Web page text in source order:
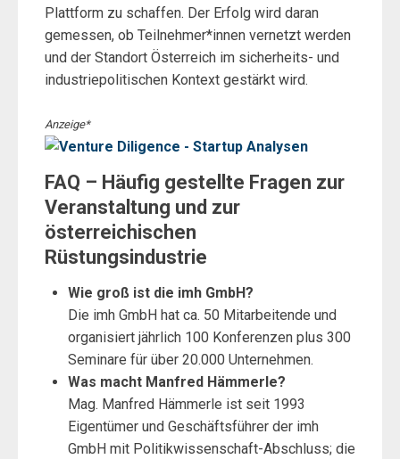
Plattform zu schaffen. Der Erfolg wird daran
gemessen, ob Teilnehmer*innen vernetzt werden
und der Standort Österreich im sicherheits- und
industriepolitischen Kontext gestärkt wird.
Anzeige*
FAQ – Häufig gestellte Fragen zur
Veranstaltung und zur
österreichischen
Rüstungsindustrie
Wie groß ist die imh GmbH?
Die imh GmbH hat ca. 50 Mitarbeitende und
organisiert jährlich 100 Konferenzen plus 300
Seminare für über 20.000 Unternehmen.
Was macht Manfred Hämmerle?
Mag. Manfred Hämmerle ist seit 1993
Eigentümer und Geschäftsführer der imh
GmbH mit Politikwissenschaft-Abschluss; die